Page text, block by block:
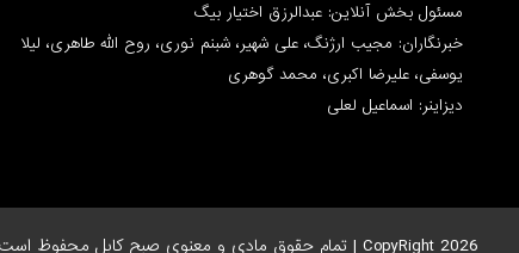
مسئول بخش آنلاین: عبدالرزق اختیار بیگ
خبرنگاران: مجیب ارژنگ، علی شهیر، شبنم نوری، روح الله طاهری، لیلا
یوسفی، علیرضا اکبری، محمد گوهری
دیزاینر: اسماعیل لعلی
CopyRight 2026 | تمام حقوق مادی و معنوی صبح کابل محفوظ است